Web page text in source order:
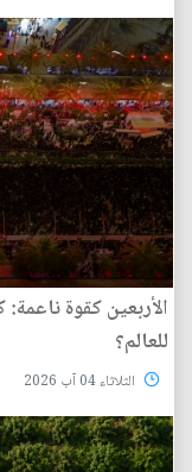
الأربعين كقوة
للعالم؟
الثلاثاء 04 آب 2026